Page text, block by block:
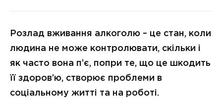
Розлад вживання алкоголю – це стан, коли
людина не може контролювати, скільки і
як часто вона п’є, попри те, що це шкодить
її здоров’ю, створює проблеми в
соціальному житті та на роботі.